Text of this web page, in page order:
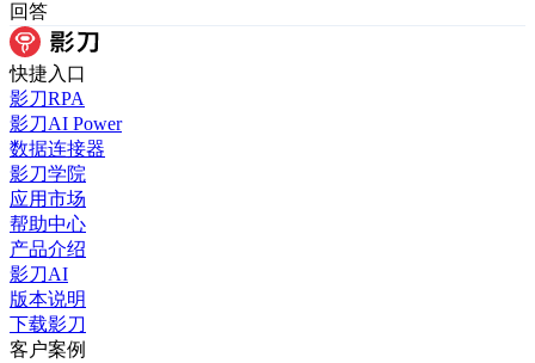
回答
快捷入口
影刀RPA
影刀AI Power
数据连接器
影刀学院
应用市场
帮助中心
产品介绍
影刀AI
版本说明
下载影刀
客户案例